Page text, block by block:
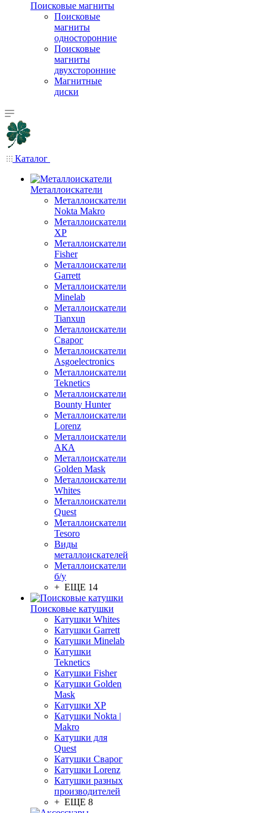
Поисковые магниты
Поисковые
магниты
односторонние
Поисковые
магниты
двухсторонние
Магнитные
диски
Каталог
Металлоискатели
Металлоискатели
Nokta Makro
Металлоискатели
XP
Металлоискатели
Fisher
Металлоискатели
Garrett
Металлоискатели
Minelab
Металлоискатели
Tianxun
Металлоискатели
Сварог
Металлоискатели
Asgoelectronics
Металлоискатели
Teknetics
Металлоискатели
Bounty Hunter
Металлоискатели
Lorenz
Металлоискатели
АКА
Металлоискатели
Golden Mask
Металлоискатели
Whites
Металлоискатели
Quest
Металлоискатели
Tesoro
Виды
металлоискателей
Металлоискатели
б/у
+ ЕЩЕ 14
Поисковые катушки
Катушки Whites
Катушки Garrett
Катушки Minelab
Катушки
Teknetics
Катушки Fisher
Катушки Golden
Mask
Катушки XP
Катушки Nokta |
Makro
Катушки для
Quest
Катушки Сварог
Катушки Lorenz
Катушки разных
производителей
+ ЕЩЕ 8